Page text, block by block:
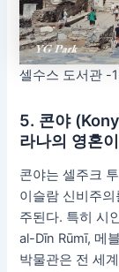
셀수스 도서관 -
5. 콘야
라나의 영혼
콘야는 셀주크
이슬람 신비주
주된다. 특히 시
al-Dīn Rūmī, 메
박물관은 전 세